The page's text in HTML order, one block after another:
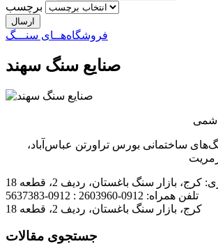
برچسب
فروشگاه‌هــای سنـــگ
صنایع سنگ سهند
های ساختمانی بورس تراورتن عباس آباد،
کرج، بازار سنگ باغستان، ردیف 2، قطعه 18
تلفن همراه: 0912-2603960 : 0912-5637383
کرج، بازار سنگ باغستان، ردیف 2، قطعه 18
جستجوی مقالات